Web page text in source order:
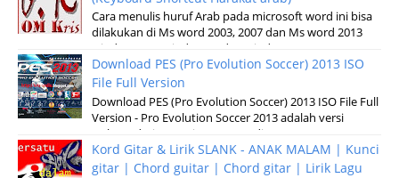
Cara menulis huruf Arab pada microsoft word ini bisa
dilakukan di Ms word 2003, 2007 dan Ms word 2013
windows XP, Windows 7 dan windows v...
Download PES (Pro Evolution Soccer) 2013 ISO
File Full Version
Download PES (Pro Evolution Soccer) 2013 ISO File Full
Version - Pro Evolution Soccer 2013 adalah versi
terbaru dari permainan pertandinga...
Kord Gitar & Lirik SLANK - ANAK MALAM | Kunci
gitar | Chord guitar | Chord gitar | Lirik Lagu